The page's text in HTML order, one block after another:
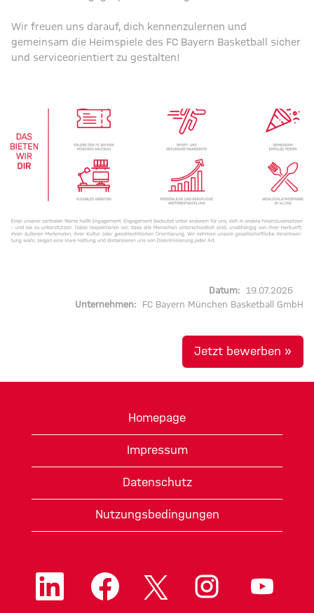
Wir freuen uns darauf, dich kennenzulernen und
gemeinsam die Heimspiele des FC Bayern Basketball sicher
und serviceorientiert zu gestalten!
Datum: 19.07.2026
Unternehmen:
FC Bayern München Basketball GmbH
Jetzt bewerben »
Homepage
Impressum
Datenschutz
Nutzungsbedingungen
W
r
W
W
W